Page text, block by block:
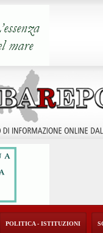
POLITICA - ISTITUZIONI